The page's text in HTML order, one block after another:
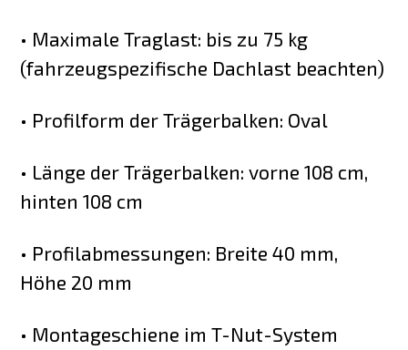
• Maximale Traglast: bis zu 75 kg
(fahrzeugspezifische Dachlast beachten)
• Profilform der Trägerbalken: Oval
• Länge der Trägerbalken: vorne 108 cm,
hinten 108 cm
• Profilabmessungen: Breite 40 mm,
Höhe 20 mm
• Montageschiene im T-Nut-System